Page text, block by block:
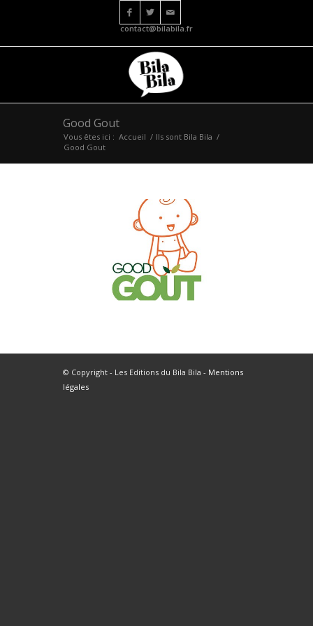
contact@bilabila.fr
Good Gout
Vous êtes ici : Accueil / Ils sont Bila Bila /
Good Gout
© Copyright - Les Editions du Bila Bila - Mentions
légales